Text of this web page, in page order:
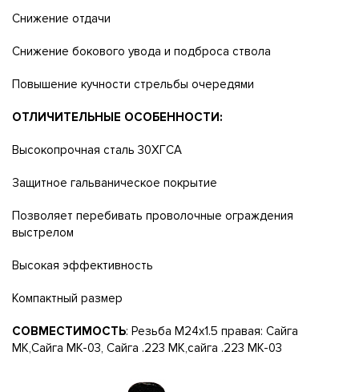
Снижение отдачи
Снижение бокового увода и подброса ствола
Повышение кучности стрельбы очередями
ОТЛИЧИТЕЛЬНЫЕ ОСОБЕННОСТИ:
Высокопрочная сталь 30ХГСА
Защитное гальваническое покрытие
Позволяет перебивать проволочные ограждения
выстрелом
Высокая эффективность
Компактный размер
СОВМЕСТИМОСТЬ: Резьба М24x1.5 правая: Сайга
МК,Сайга МК-03, Сайга .223 МК,сайга .223 МК-03